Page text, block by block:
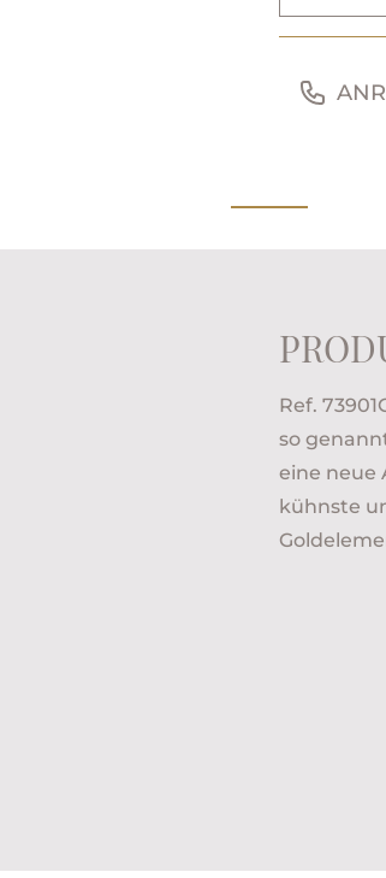
Ref.
so
eine neue
kühnste